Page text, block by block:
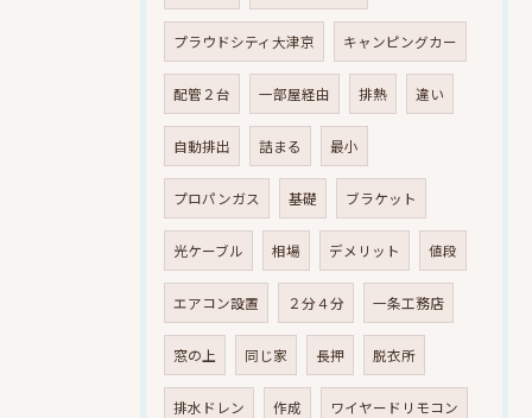
プラウドシティ大津京 キャンピングカー
配管２台 一部屋経由 排熱 違い
自動排出 詰まる 最小
プロパンガス 基礎 ブラケット
光ケーブル 相場 デメリット 値段
エアコン設置 ２分４分 一条工務店
窓の上 同じ家 長押 脱衣所
排水ドレン 作成 ワイヤードリモコン